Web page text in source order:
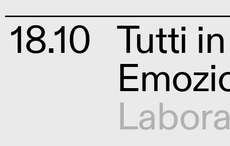
18.10 Tutti